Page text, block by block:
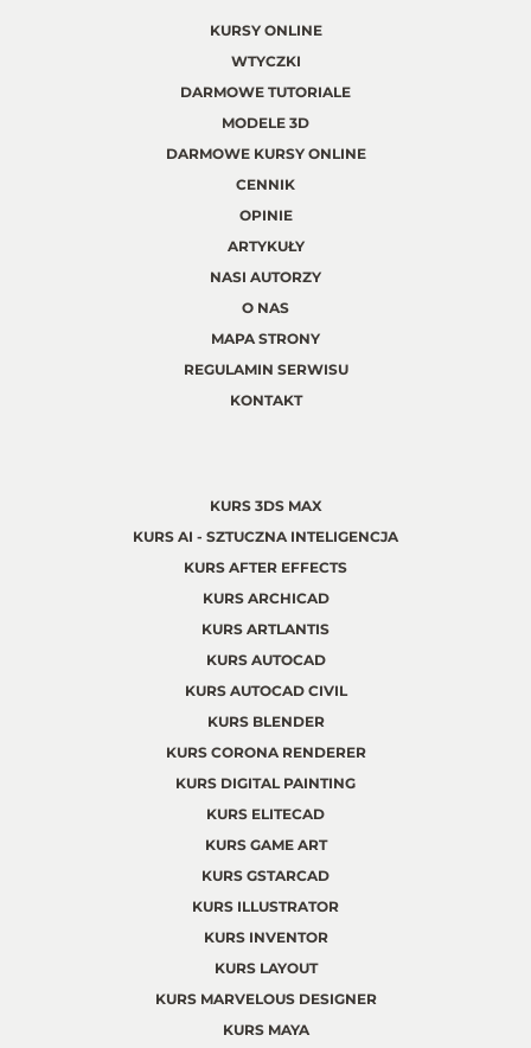
KURSY ONLINE
WTYCZKI
DARMOWE TUTORIALE
MODELE 3D
DARMOWE KURSY ONLINE
CENNIK
OPINIE
ARTYKUŁY
NASI AUTORZY
O NAS
MAPA STRONY
REGULAMIN SERWISU
KONTAKT
KURS 3DS MAX
KURS AI - SZTUCZNA INTELIGENCJA
KURS AFTER EFFECTS
KURS ARCHICAD
KURS ARTLANTIS
KURS AUTOCAD
KURS AUTOCAD CIVIL
KURS BLENDER
KURS CORONA RENDERER
KURS DIGITAL PAINTING
KURS ELITECAD
KURS GAME ART
KURS GSTARCAD
KURS ILLUSTRATOR
KURS INVENTOR
KURS LAYOUT
KURS MARVELOUS DESIGNER
KURS MAYA